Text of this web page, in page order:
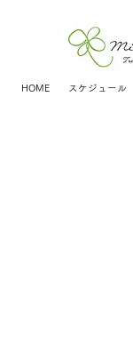
HOME スケジュール